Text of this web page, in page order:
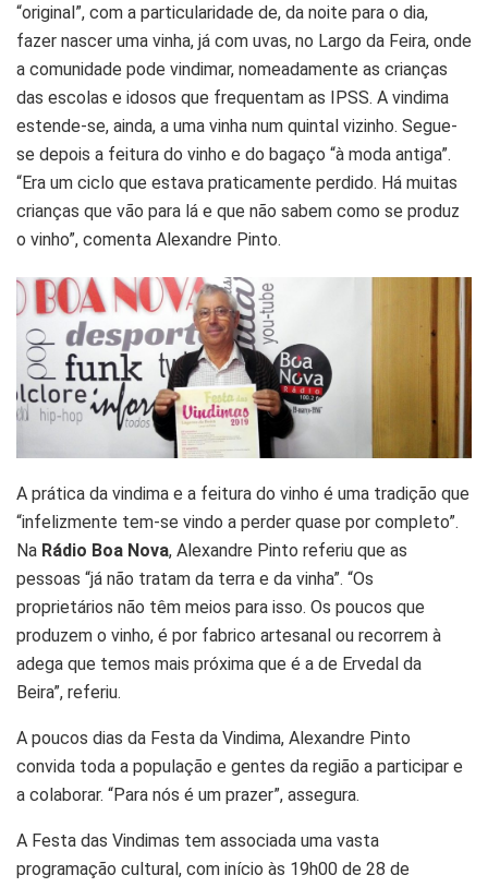
“original”, com a particularidade de, da noite para o dia,
fazer nascer uma vinha, já com uvas, no Largo da Feira, onde
a comunidade pode vindimar, nomeadamente as crianças
das escolas e idosos que frequentam as IPSS. A vindima
estende-se, ainda, a uma vinha num quintal vizinho. Segue-
se depois a feitura do vinho e do bagaço “à moda antiga”.
“Era um ciclo que estava praticamente perdido. Há muitas
crianças que vão para lá e que não sabem como se produz
o vinho”, comenta Alexandre Pinto.
A prática da vindima e a feitura do vinho é uma tradição que
“infelizmente tem-se vindo a perder quase por completo”.
Na Rádio Boa Nova, Alexandre Pinto referiu que as
pessoas “já não tratam da terra e da vinha”. “Os
proprietários não têm meios para isso. Os poucos que
produzem o vinho, é por fabrico artesanal ou recorrem à
adega que temos mais próxima que é a de Ervedal da
Beira”, referiu.
A poucos dias da Festa da Vindima, Alexandre Pinto
convida toda a população e gentes da região a participar e
a colaborar. “Para nós é um prazer”, assegura.
A Festa das Vindimas tem associada uma vasta
programação cultural, com início às 19h00 de 28 de